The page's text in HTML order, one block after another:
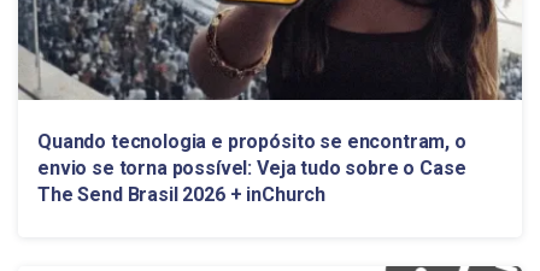
Quando tecnologia e propósito se encontram, o
envio se torna possível: Veja tudo sobre o Case
The Send Brasil 2026 + inChurch